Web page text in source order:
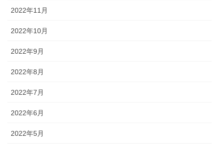
2022年11月
2022年10月
2022年9月
2022年8月
2022年7月
2022年6月
2022年5月